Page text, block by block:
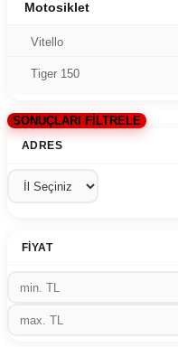
Motosiklet
Vitello
Tiger 150
SONUÇLARI FİLTRELE
ADRES
FIYAT